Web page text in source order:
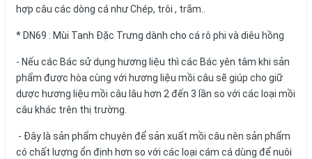
hợp câu các dòng cá như Chép, trôi , trắm..
* DN69 : Mùi Tanh Đặc Trưng dành cho cá rô phi và diêu hồng
- Nếu các Bác sử dụng hương liệu thì các Bác yên tâm khi sản
phẩm được hòa cùng với hương liệu mồi câu sẽ giúp cho giữ
dược hương liệu mồi câu lâu hơn 2 đến 3 lần so với các loại mồi
câu khác trên thị trường.
- Đây là sản phẩm chuyên để sản xuất mồi câu nên sản phẩm
có chất lượng ổn định hơn so với các loại cám cá dùng để nuôi